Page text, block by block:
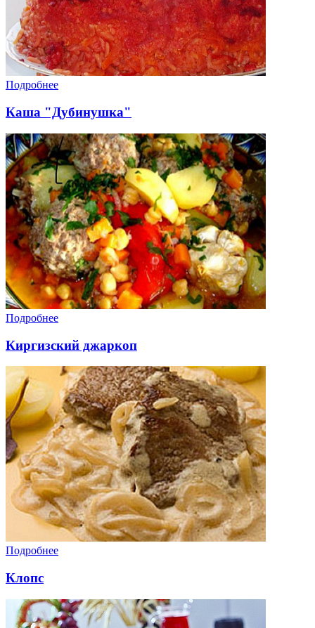
Подробнее
Каша "Дубинушка"
Подробнее
Киргизский джаркоп
Подробнее
Клопс